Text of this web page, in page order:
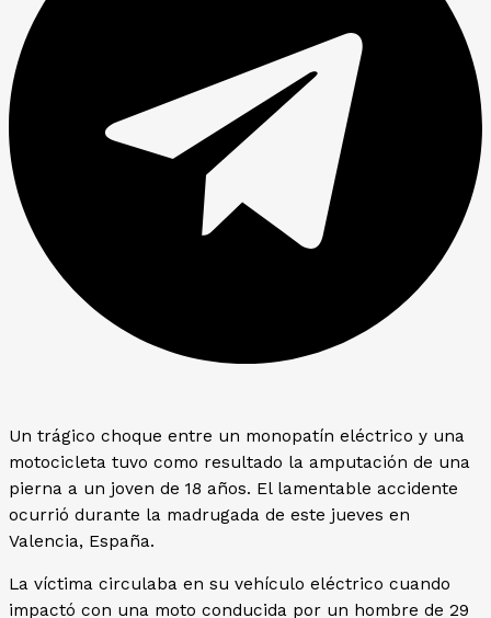
Un trágico choque entre un monopatín eléctrico y una
motocicleta tuvo como resultado la amputación de una
pierna a un joven de 18 años. El lamentable accidente
ocurrió durante la madrugada de este jueves en
Valencia, España.
La víctima circulaba en su vehículo eléctrico cuando
impactó con una moto conducida por un hombre de 29